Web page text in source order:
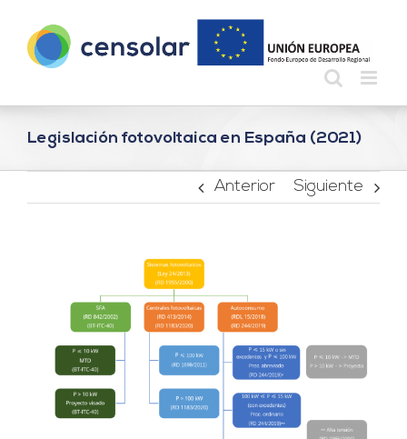
contenido
Legislación fotovoltaica en España (2021)
Anterior Siguiente
grande